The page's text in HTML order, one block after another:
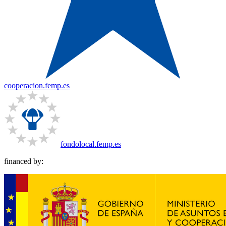
cooperacion.femp.es
fondolocal.femp.es
financed by: